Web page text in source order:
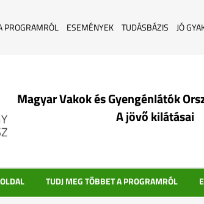
PROGRAMRÓL ESEMÉNYEK TUDÁSBÁZIS JÓ
Magyar Vakok és Gyengénlátók
A jövő kilátásai
TUDJ MEG TÖBBET A PROGRAMRÓL